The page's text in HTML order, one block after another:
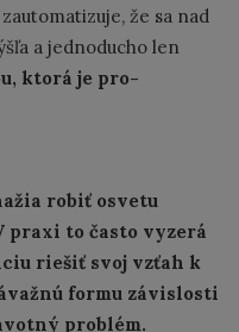
že sa nad
a jednoducho len
ktorá je pro-
robiť osvetu
to často vyzerá
riešiť svoj vzťah k
formu závislosti
problém.